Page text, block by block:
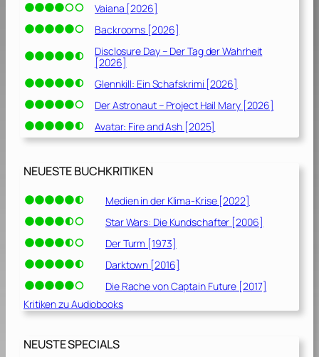
Vaiana [2026]
Backrooms [2026]
Disclosure Day – Der Tag der Wahrheit
[2026]
Glennkill: Ein Schafskrimi [2026]
Der Astronaut – Project Hail Mary [2026]
Avatar: Fire and Ash [2025]
NEUESTE BUCHKRITIKEN
Medien in der Klima-Krise [2022]
Star Wars: Die Kundschafter [2006]
Der Turm [1973]
Darktown [2016]
Die Rache von Captain Future [2017]
Kritiken zu Audiobooks
NEUSTE SPECIALS